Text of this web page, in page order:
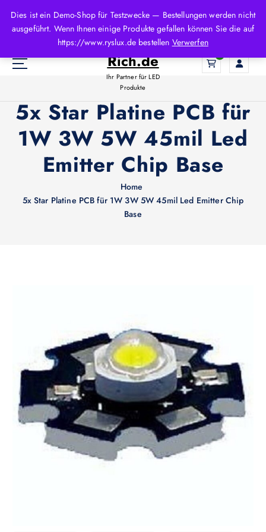
Dies ist ein Demo-Shop für Testzwecke — Bestellungen werden nicht
ausgeführt. Wenn Ihnen einige Produkte gefallen können Sie die auf
https://www.ryslux.de bestellen Verwerfen
n
LED-
Rich.de
Ihr Partner für LED
Produkte
5x Star Platine PCB für
1W 3W 5W 45mil Led
Emitter Chip Base
Home
5x Star Platine PCB für 1W 3W 5W 45mil Led Emitter Chip
Base